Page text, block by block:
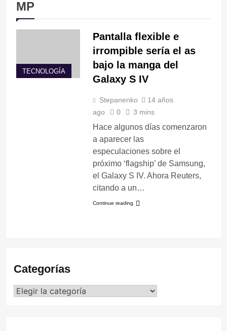
MP
TECNOLOGÍA
Pantalla flexible e
irrompible sería el as
bajo la manga del
Galaxy S IV
Stepanenko
14 años
ago
0 3 mins
Hace algunos días comenzaron
a aparecer las
especulaciones sobre el
próximo ‘flagship’ de Samsung,
el Galaxy S IV. Ahora Reuters,
citando a un…
Continue reading
Categorías
Categorías